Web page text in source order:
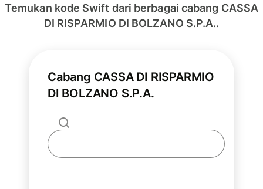
Temukan kode Swift dari berbagai cabang CASSA
DI RISPARMIO DI BOLZANO S.P.A..
Cabang CASSA DI RISPARMIO
DI BOLZANO S.P.A.